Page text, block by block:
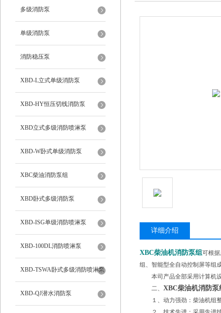
多级消防泵
单级消防泵
消防稳压泵
XBD-L立式单级消防泵
XBD-HY恒压切线消防泵
XBD立式多级消防喷淋泵
XBD-W卧式单级消防泵
XBC柴油消防泵组
XBD卧式多级消防泵
XBD-ISG单级消防喷淋泵
XBD-100DL消防喷淋泵
XBD-TSWA卧式多级消防喷淋泵
XBD-QJ潜水消防泵
详细介绍
XBC柴油机消防泵组可根
组、智能型全自动控制屏等组
本司产品全部采用计算机设
二、 XBC柴油机消防
１、动力强劲：柴油机组整